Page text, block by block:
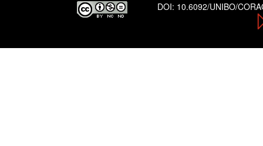
DOI: 10.6092/UNIBO/